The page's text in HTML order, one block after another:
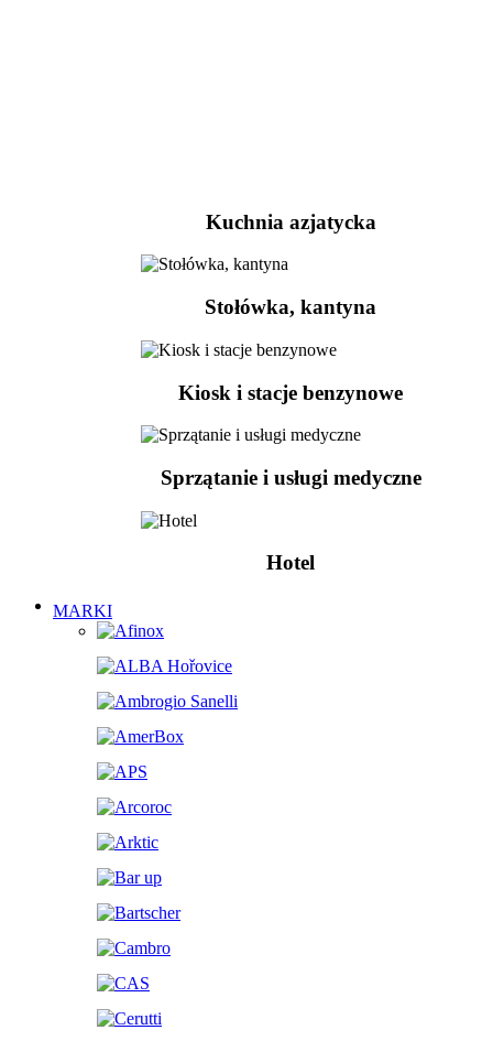
Kuchnia azjatycka
Stołówka, kantyna
Kiosk i stacje benzynowe
Sprzątanie i usługi medyczne
Hotel
MARKI